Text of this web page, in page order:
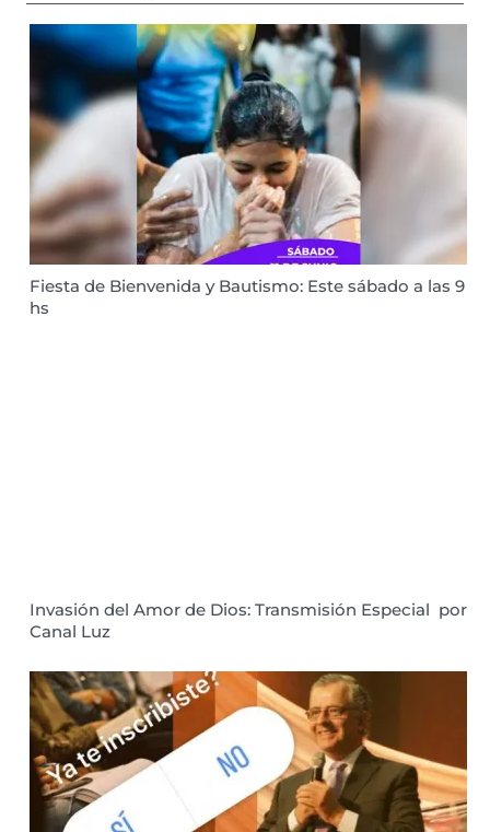
Fiesta de Bienvenida y Bautismo: Este sábado a las 9
hs
Invasión del Amor de Dios: Transmisión Especial por
Canal Luz